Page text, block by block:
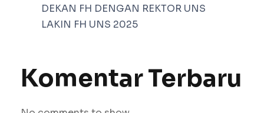
DEKAN FH DENGAN REKTOR UNS
LAKIN FH UNS 2025
Komentar Terbaru